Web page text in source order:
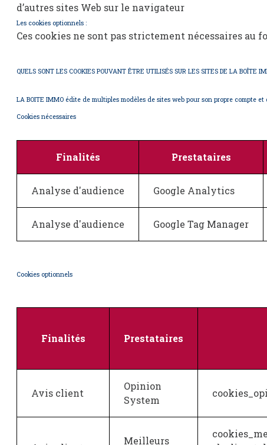
d’autres sites Web sur le navigateur
Les cookies optionnels :
Ces cookies ne sont pas strictement nécessaires au
QUELS SONT LES COOKIES POUVANT ÊTRE UTILISÉS SUR LES SITES DE LA BOÎTE
LA BOITE IMMO édite de multiples modèles de sites web pour son propre compte
Cookies nécessaires
Finalités Prestataires
Analyse d'audience Google Analytics
Analyse d'audience Google Tag Manager
Cookies optionnels
Finalités Prestataires
Avis client
Opinion
System
Meilleurs